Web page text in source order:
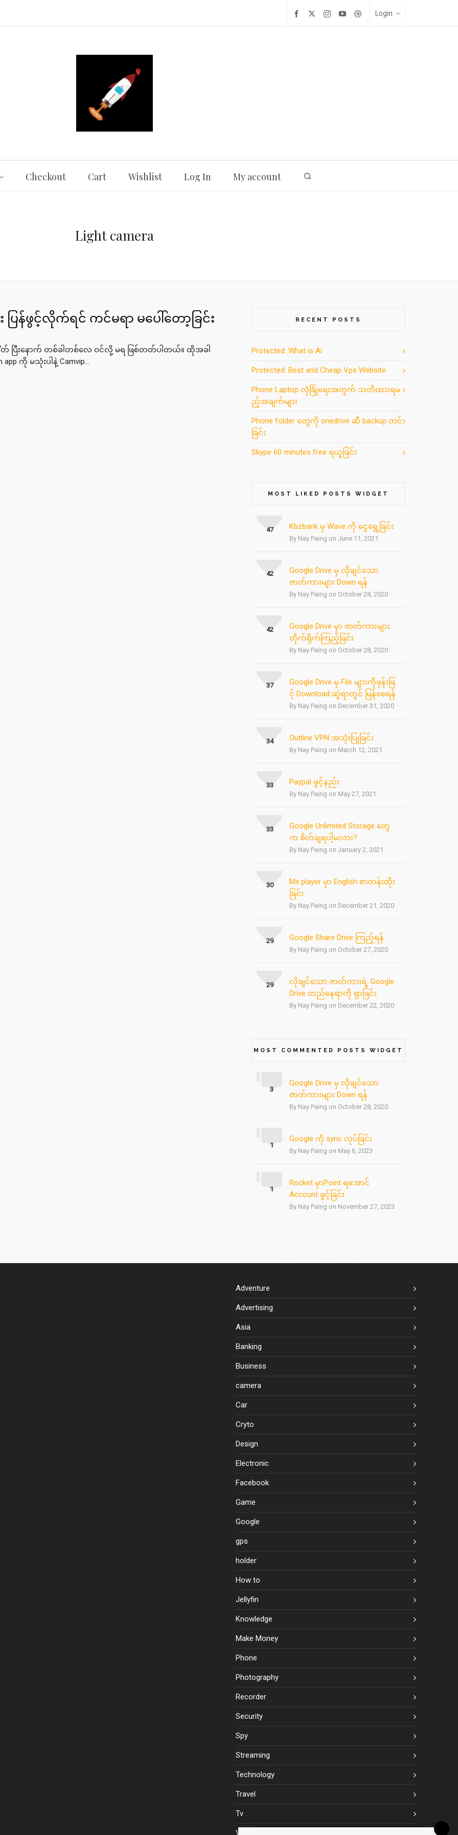
Login
Checkout Cart Wishlist Log In My account
Light camera
ပြန်ဖွင့်လိုက်ရင် ကင်မရာ မပေါ်တော့ခြင်း
တ်​ ပြီးနောက် တစ်ခါတစ်လေ ဝင်လို့ မရ ဖြစ်တတ်ပါတယ်။ ထိုအခါ
ကို မသုံးပါနဲ့ Camvip...
RECENT POSTS
Protected: What is Ai
Protected: Best and Cheap Vps Website
Phone Laptop လုံခြုံရေးအတွက် သတိထားရမ
ည့်အချက်များ
Phone folder တွေကို onedrive ဆီ backup တင်
ခြင်း
Skype 60 minutes free ရယူခြင်း
MOST LIKED POSTS WIDGET
Kbzbank မှ Wave ကို ငွေရွေ့ခြင်း
By Nay Paing on June 11, 2021
47
Google Drive မှ လိုချင်သော
ဇာတ်ကားများ Down ရန်
By Nay Paing on October 28, 2020
42
Google Drive မှာ ဇာတ်ကားများ
တိုက်ရိုက်ကြည့်ခြင်း
By Nay Paing on October 28, 2020
42
Google Drive မှ File များကိုဖုန်းဖြ
င့် Download ဆွဲရာတွင် မြန်စေရန်
By Nay Paing on December 31, 2020
37
Outline VPN အသုံးပြုခြင်း
By Nay Paing on March 12, 2021
34
Paypal ဖွင့်နည်း
By Nay Paing on May 27, 2021
33
Google Unlimited Storage တွေ
က စိတ်ချရပါ့မလား?
By Nay Paing on January 2, 2021
33
Mx player မှာ English စာတန်းထိုး
ခြင်း
By Nay Paing on December 21, 2020
30
Google Share Drive ကြည့်ရန်
By Nay Paing on October 27, 2020
29
လိုချင်သော ဇာတ်ကားရဲ့ Google
Drive တည်နေရာကို ရှာခြင်း
By Nay Paing on December 22, 2020
29
MOST COMMENTED POSTS WIDGET
Google Drive မှ လိုချင်သော
ဇာတ်ကားများ Down ရန်
By Nay Paing on October 28, 2020
3
Google ကို sync လုပ်ခြင်း
By Nay Paing on May 6, 2023
1
Rocket မှာPoint ရအောင်
Account ဖွင့်ခြင်း
By Nay Paing on November 27, 2023
1
Adventure
Advertising
Asia
Banking
Business
camera
Car
Cryto
Design
Electronic
Facebook
Game
Google
gps
holder
How to
Jellyfin
Knowledge
Make Money
Phone
Photography
Recorder
Security
Spy
Streaming
Technology
Travel
Tv
Vpn